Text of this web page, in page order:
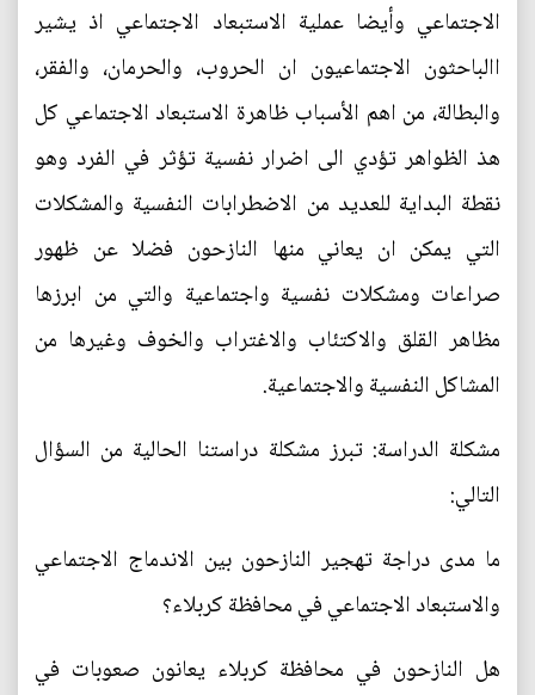
الاجتماعي وأيضا عملية الاستبعاد الاجتماعي اذ يشير
االباحثون الاجتماعيون ان الحروب، والحرمان، والفقر،
والبطالة، من اهم الأسباب ظاهرة الاستبعاد الاجتماعي كل
هذ الظواهر تؤدي الى اضرار نفسية تؤثر في الفرد وهو
نقطة البداية للعديد من الاضطرابات النفسية والمشكلات
التي يمكن ان يعاني منها النازحون فضلا عن ظهور
صراعات ومشكلات نفسية واجتماعية والتي من ابرزها
مظاهر القلق والاكتئاب والاغتراب والخوف وغيرها من
المشاكل النفسية والاجتماعية.
مشكلة الدراسة: تبرز مشكلة دراستنا الحالية من السؤال
التالي:
ما مدى دراجة تهجير النازحون بين الاندماج الاجتماعي
والاستبعاد الاجتماعي في محافظة كربلاء؟
هل النازحون في محافظة كربلاء يعانون صعوبات في